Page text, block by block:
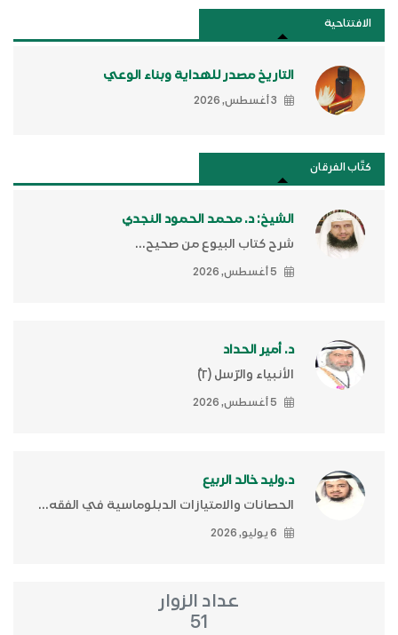
الافتتاحية
التاريخ مصدر للهداية وبناء الوعي
3 أغسطس, 2026
كتَّاب الفرقان
الشيخ: د. محمد الحمود النجدي
شرح كتاب البيوع من صحيح...
5 أغسطس, 2026
د. أمير الحداد
الأنبياء والرّسل (٢)ّ
5 أغسطس, 2026
د.وليد خالد الربيع
الحصانات والامتيازات الدبلوماسية في الفقه...
6 يوليو, 2026
عداد الزوار
51